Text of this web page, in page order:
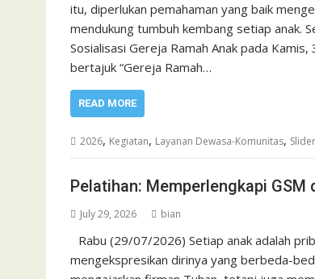
itu, diperlukan pemahaman yang baik
mendukung tumbuh kembang setiap anak.
Sosialisasi Gereja Ramah Anak pada
bertajuk “Gereja Ramah…
READ MORE
2026, Kegiatan, Layanan Dewasa-Komunitas, Slider
Pelatihan: Memperlengkapi
July 29, 2026 bian
Rabu (29/07/2026) Setiap anak adalah
mengekspresikan dirinya yang berbeda-